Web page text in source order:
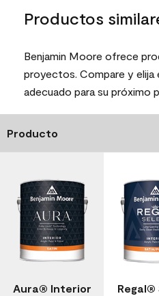
Productos
Benjamin Moore ofrece
proyectos. Compare y elija
adecuado para su próximo
Producto
Aura® Interior